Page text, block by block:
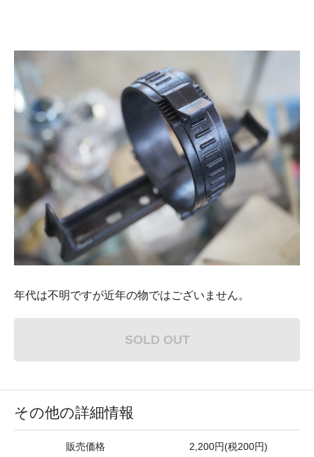
年代は不明ですが近年の物ではございません。
SOLD OUT
その他の詳細情報
販売価格 2,200円(税200円)